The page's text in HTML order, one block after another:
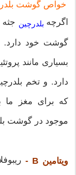
خواص گوشت
اگرچه بلدرچین
گوشت خود دارد.
بسیاری مانند
دارد. و تخم
که برای مغز ما
موجود در گوشت
ویتامین B -